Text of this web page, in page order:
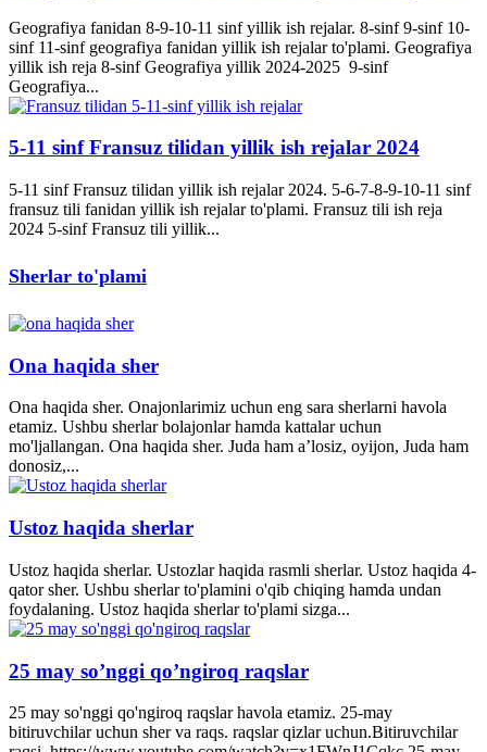
Geografiya fanidan 8-9-10-11 sinf yillik ish rejalar. 8-sinf 9-sinf 10-
sinf 11-sinf geografiya fanidan yillik ish rejalar to'plami. Geografiya
yillik ish reja 8-sinf Geografiya yillik 2024-2025 9-sinf
Geografiya...
5-11 sinf Fransuz tilidan yillik ish rejalar 2024
5-11 sinf Fransuz tilidan yillik ish rejalar 2024. 5-6-7-8-9-10-11 sinf
fransuz tili fanidan yillik ish rejalar to'plami. Fransuz tili ish reja
2024 5-sinf Fransuz tili yillik...
Sherlar to'plami
Ona haqida sher
Ona haqida sher. Onajonlarimiz uchun eng sara sherlarni havola
etamiz. Ushbu sherlar bolajonlar hamda kattalar uchun
mo'ljallangan. Ona haqida sher. Juda ham a’losiz, oyijon, Juda ham
donosiz,...
Ustoz haqida sherlar
Ustoz haqida sherlar. Ustozlar haqida rasmli sherlar. Ustoz haqida 4-
qator sher. Ushbu sherlar to'plamini o'qib chiqing hamda undan
foydalaning. Ustoz haqida sherlar to'plami sizga...
25 may so’nggi qo’ngiroq raqslar
25 may so'nggi qo'ngiroq raqslar havola etamiz. 25-may
bitiruvchilar uchun sher va raqs. raqslar qizlar uchun.Bitiruvchilar